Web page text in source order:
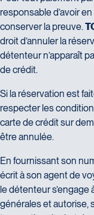
responsable d’avoir
conserver la preuve.
droit d’annuler la
détenteur n’apparaît
de crédit.
Si la réservation est
respecter les
carte de crédit sur
être annulée.
En fournissant son
écrit à son agent de
le détenteur
générales et autorise,